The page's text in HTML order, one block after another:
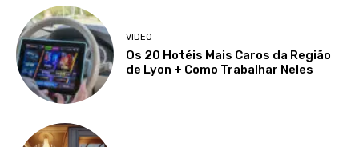
VIDEO
Os 20 Hotéis Mais Caros da Região
de Lyon + Como Trabalhar Neles